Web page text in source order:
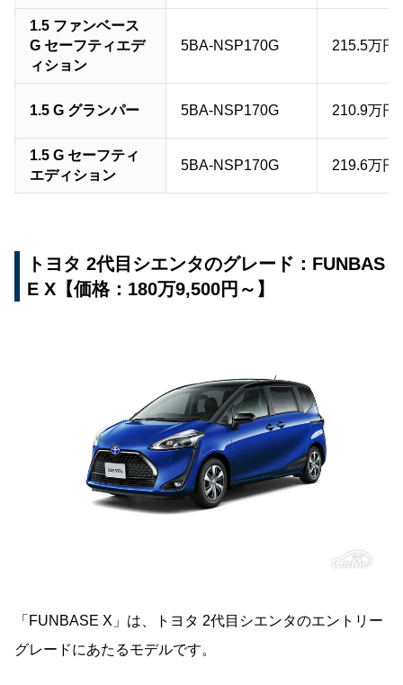
1.5 ファンベース
G セーフティエデ
ィション
5BA-NSP170G 215.5万円
1.5 G グランパー 5BA-NSP170G 210.9万円
1.5 G セーフティ
エディション
5BA-NSP170G 219.6万円
トヨタ 2代目シエンタのグレード：FUNBAS
E X【価格：180万9,500円～】
「FUNBASE X」は、トヨタ 2代目シエンタのエントリー
グレードにあたるモデルです。